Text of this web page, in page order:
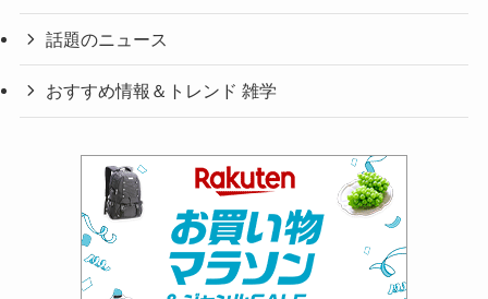
話題のニュース
おすすめ情報＆トレンド 雑学